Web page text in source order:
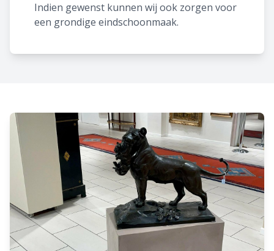
Indien gewenst kunnen wij ook zorgen voor
een grondige eindschoonmaak.